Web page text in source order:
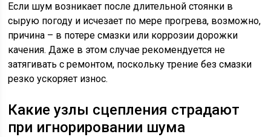
Если шум возникает после длительной стоянки в
сырую погоду и исчезает по мере прогрева, возможно,
причина – в потере смазки или коррозии дорожки
качения. Даже в этом случае рекомендуется не
затягивать с ремонтом, поскольку трение без смазки
резко ускоряет износ.
Какие узлы сцепления страдают
при игнорировании шума